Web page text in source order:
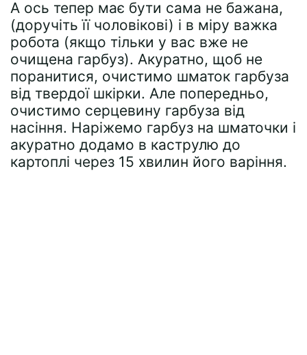
А ось тепер має бути сама не бажана,
(доручіть її чоловікові) і в міру важка
робота (якщо тільки у вас вже не
очищена гарбуз). Акуратно, щоб не
поранитися, очистимо шматок гарбуза
від твердої шкірки. Але попередньо,
очистимо серцевину гарбуза від
насіння. Наріжемо гарбуз на шматочки і
акуратно додамо в каструлю до
картоплі через 15 хвилин його варіння.